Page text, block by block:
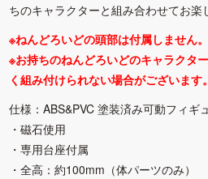
ちのキャラクターと組み合わせてお楽
※ねんどろいどの頭部は付属しません。
※お持ちのねんどろいどのキャラクタ
く組み付けられない場合がございます
仕様：ABS&PVC 塗装済み可動フィギ
・磁石使用
・専用台座付属
・全高：約100mm（体パーツのみ）